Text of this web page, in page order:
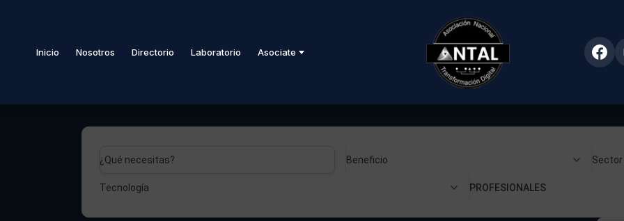
Inicio Nosotros Directorio Laboratorio Asociate
¿Qué necesitas? Beneficio Sector
Tecnología PROFESIONALES